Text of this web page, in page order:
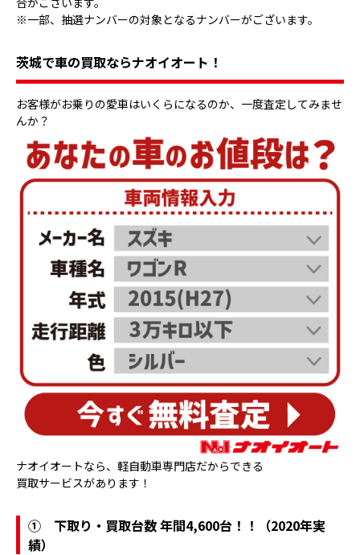
※一部、抽選ナンバーの対象となるナンバーがございます。
茨城で車の買取ならナオイオート！
お客様がお乗りの愛車はいくらになるのか、一度査定してみませ
んか？
ナオイオートなら、軽自動車専門店だからできる
買取サービスがあります！
① 下取り・買取台数 年間4,600台！！（2020年実
績）